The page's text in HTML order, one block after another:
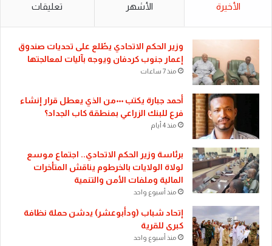
الأخيرة الأشهر تعليقات
​وزير الحكم الاتحادي يطّلع على تحديات صندوق
إعمار جنوب كردفان ويوجه بآليات لمعالجتها
منذ 7 ساعات
أحمد جبارة يكتب ٠٠٠من الذي يعطل قرار إنشاء
فرع للبنك الزراعي بمنطقة كاب الجداد؟
منذ 4 أيام
​برئاسة وزير الحكم الاتحادي.. اجتماع موسع
لولاة الولايات بالخرطوم يناقش المتأخرات
المالية وملفات الأمن والتنمية
منذ أسبوع واحد
إتحاد شباب (ودأبوعشر) يدشن حملة نظافة
كبرى للقرية
منذ أسبوع واحد